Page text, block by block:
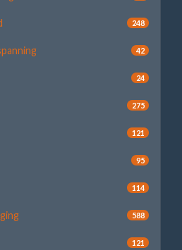
248
42
24
275
121
95
114
588
121